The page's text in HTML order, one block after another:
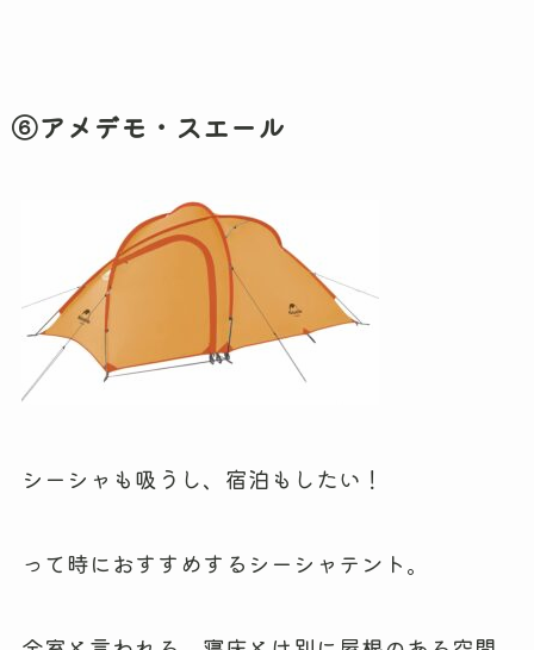
⑥アメデモ・スエール
シーシャも吸うし、宿泊もしたい！
って時におすすめするシーシャテント。